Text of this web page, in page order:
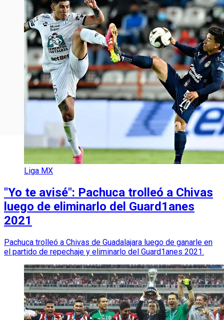
Liga MX
"Yo te avisé": Pachuca trolleó a Chivas
luego de eliminarlo del Guard1anes
2021
Pachuca trolleó a Chivas de Guadalajara luego de ganarle en
el partido de repechaje y eliminarlo del Guard1anes 2021.